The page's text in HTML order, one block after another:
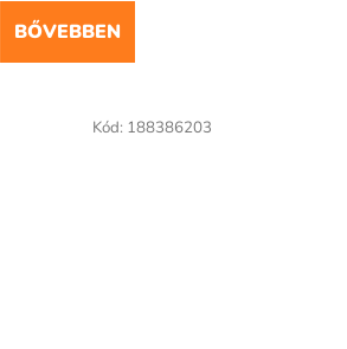
BŐVEBBEN
Kód: 188386203